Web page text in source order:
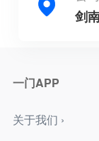
剑
一门APP
关于我们 ›